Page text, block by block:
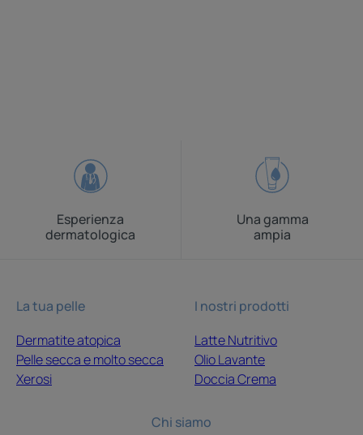
Esperienza
dermatologica
Una gamma
ampia
La tua pelle
Dermatite atopica
Pelle secca e molto secca
Xerosi
I nostri prodotti
Latte Nutritivo
Olio Lavante
Doccia Crema
Chi siamo